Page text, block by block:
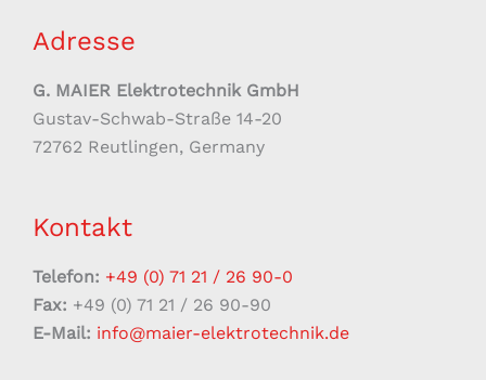
Adresse
G. MAIER Elektrotechnik GmbH
Gustav-Schwab-Straße 14-20
72762 Reutlingen, Germany
Kontakt
Telefon: +49 (0) 71 21 / 26 90-0
Fax: +49 (0) 71 21 / 26 90-90
E-Mail: info@maier-elektrotechnik.de